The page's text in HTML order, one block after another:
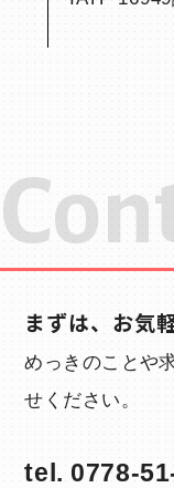
まずは、お気
めっきのことや
せください。
tel.0778-